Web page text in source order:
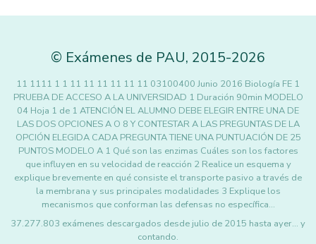
© Exámenes de PAU, 2015-2026
11 1111 1 1 11 11 11 11 11 11 03100400 Junio 2016 Biología FE 1
PRUEBA DE ACCESO A LA UNIVERSIDAD 1 Duración 90min MODELO
04 Hoja 1 de 1 ATENCIÓN EL ALUMNO DEBE ELEGIR ENTRE UNA DE
LAS DOS OPCIONES A O 8 Y CONTESTAR A LAS PREGUNTAS DE LA
OPCIÓN ELEGIDA CADA PREGUNTA TIENE UNA PUNTUACIÓN DE 25
PUNTOS MODELO A 1 Qué son las enzimas Cuáles son los factores
que influyen en su velocidad de reacción 2 Realice un esquema y
explique brevemente en qué consiste el transporte pasivo a través de
la membrana y sus principales modalidades 3 Explique los
mecanismos que conforman las defensas no específica…
37.277.803 exámenes descargados desde julio de 2015 hasta ayer... y
contando.